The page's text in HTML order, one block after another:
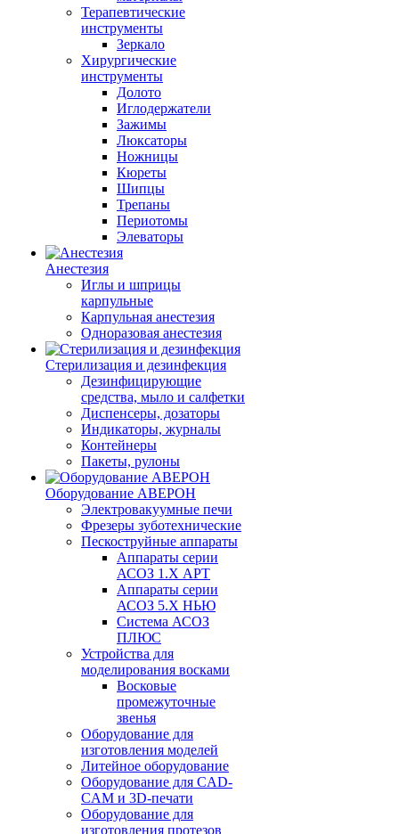
Терапевтические
инструменты
Зеркало
Хирургические
инструменты
Долото
Иглодержатели
Зажимы
Люксаторы
Ножницы
Кюреты
Шипцы
Трепаны
Периотомы
Элеваторы
Анестезия
Иглы и шприцы
карпульные
Карпульная анестезия
Одноразовая анестезия
Стерилизация и дезинфекция
Дезинфицирующие
средства, мыло и салфетки
Диспенсеры, дозаторы
Индикаторы, журналы
Контейнеры
Пакеты, рулоны
Оборудование АВЕРОН
Электровакуумные печи
Фрезеры зуботехнические
Пескоструйные аппараты
Аппараты серии
АСОЗ 1.Х АРТ
Аппараты серии
АСОЗ 5.Х НЬЮ
Система АСОЗ
ПЛЮС
Устройства для
моделирования восками
Восковые
промежуточные
звенья
Оборудование для
изготовления моделей
Литейное оборудование
Оборудование для CAD-
CAM и 3D-печати
Оборудование для
изготовления протезов